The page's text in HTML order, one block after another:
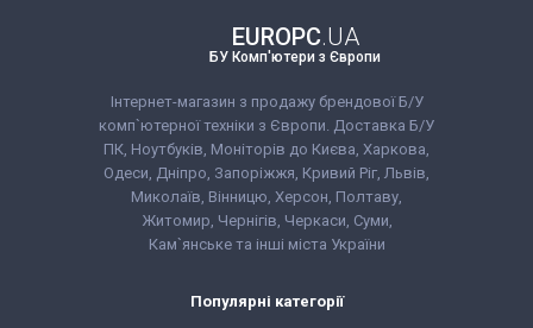
8 GB (DDR4)
Відеокарта:
Інтегрована
Об'єм накопичувача:
320 GB HDD
Форм-фактор:
SFF
Клас: Офісний
Комплектація:
Системний блок,
талон, видаткова
up to 3.30 GHz
Кількість ядер
процесора: 4
4 GB (DDR4)
Відеокарта:
Інтегрована
Об'єм накопичувача:
320 GB HDD
Форм-фактор:
Клас: Офісний
Комплектація:
Системний блок,
талон, видаткова
накладна
EUROPC.UA
БУ Комп'ютери з Європи
Інтернет-магазин з продажу брендової Б/У
комп`ютерної техніки з Європи. Доставка Б/У
ПК, Ноутбуків, Моніторів до Києва, Харкова,
Одеси, Дніпро, Запоріжжя, Кривий Ріг, Львів,
Миколаїв, Вінницю, Херсон, Полтаву,
Житомир, Чернігів, Черкаси, Суми,
Кам`янське та інші міста України
Популярні категорії